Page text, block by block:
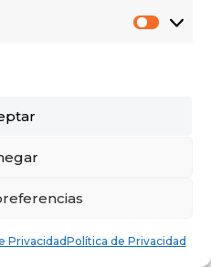
PrivacidadPolítica de Privacidad
DE PRIVACIDAD